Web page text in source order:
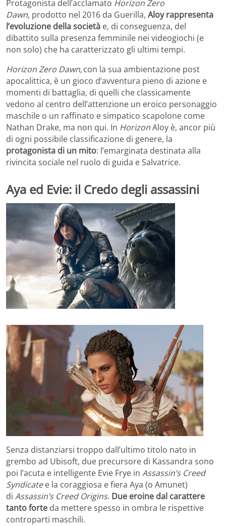
Protagonista dell’acclamato Horizon Zero
Dawn, prodotto nel 2016 da Guerilla, Aloy rappresenta
l’evoluzione della società e, di conseguenza, del
dibattito sulla presenza femminile nei videogiochi (e
non solo) che ha caratterizzato gli ultimi tempi.
Horizon Zero Dawn, con la sua ambientazione post
apocalittica, è un gioco d’avventura pieno di azione e
momenti di battaglia, di quelli che classicamente
vedono al centro dell’attenzione un eroico personaggio
maschile o un raffinato e simpatico scapolone come
Nathan Drake, ma non qui. In HorizonAloy è, ancor più
di ogni possibile classificazione di genere, la
protagonista di un mito: l’emarginata destinata alla
rivincita sociale nel ruolo di guida e Salvatrice.
Aya ed Evie: il Credo degli assassini
Senza distanziarsi troppo dall’ultimo titolo nato in
grembo ad Ubisoft, due precursore di Kassandra sono
poi l’acuta e intelligente Evie Frye in Assassin’s Creed
Syndicatee la coraggiosa e fiera Aya (o Amunet)
di Assassin’s Creed Origins. Due eroine dal carattere
tanto forte da mettere spesso in ombra le rispettive
controparti maschili.